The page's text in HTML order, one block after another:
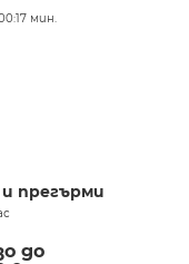
мин.
прегърми
до